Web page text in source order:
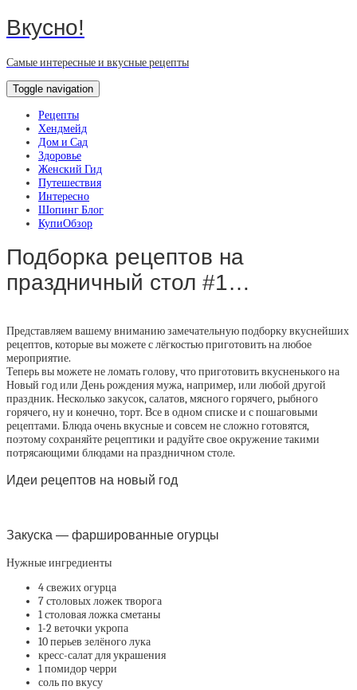
Вкусно!
Самые интересные и вкусные рецепты
Toggle navigation
Рецепты
Хендмейд
Дом и Сад
Здоровье
Женский Гид
Путешествия
Интересно
Шопинг Блог
КупиОбзор
Подборка рецептов на
праздничный стол #1…
Представляем вашему вниманию замечательную подборку вкуснейших
рецептов, которые вы можете с лёгкостью приготовить на любое
мероприятие.
Теперь вы можете не ломать голову, что приготовить вкусненького на
Новый год или День рождения мужа, например, или любой другой
праздник. Несколько закусок, салатов, мясного горячего, рыбного
горячего, ну и конечно, торт. Все в одном списке и с пошаговыми
рецептами. Блюда очень вкусные и совсем не сложно готовятся,
поэтому сохраняйте рецептики и радуйте свое окружение такими
потрясающими блюдами на праздничном столе.
Идеи рецептов на новый год
Закуска — фаршированные огурцы
Нужные ингредиенты
4 свежих огурца
7 столовых ложек творога
1 столовая ложка сметаны
1-2 веточки укропа
10 перьев зелёного лука
кресс-салат для украшения
1 помидор черри
соль по вкусу